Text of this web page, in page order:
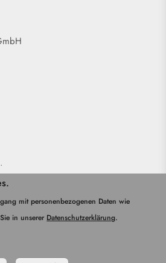
mit personenbezogenen Daten wie
in unserer Datenschutzerklärung.